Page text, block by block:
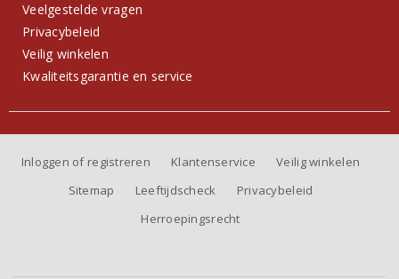
Veelgestelde vragen
Privacybeleid
Veilig winkelen
Kwaliteitsgarantie en service
Inloggen of registreren Klantenservice
Veilig winkelen
Sitemap
Leeftijdscheck
Privacybeleid
Herroepingsrecht